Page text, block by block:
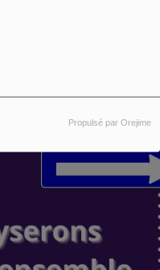
Propulsé par Orejime